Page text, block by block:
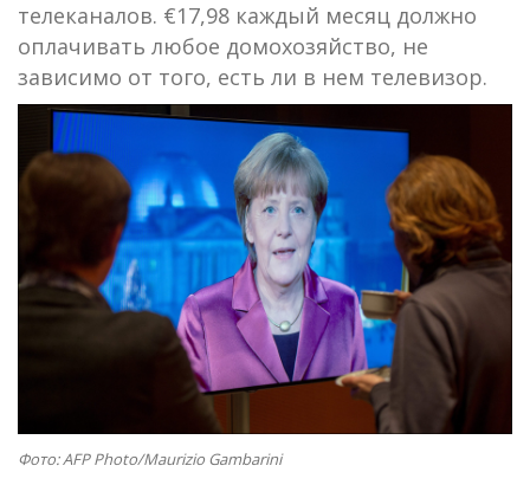
телеканалов. €17,98 каждый месяц должно
оплачивать любое домохозяйство, не
зависимо от того, есть ли в нем телевизор.
Фото: AFP Photo/Maurizio Gambarini